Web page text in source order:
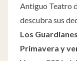
Antiguo Teatro
descubra sus
Los
Primavera y